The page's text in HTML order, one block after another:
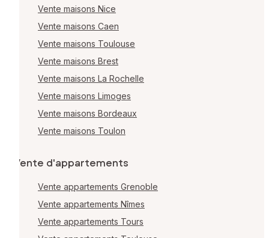
Vente maisons Nice
Vente maisons Caen
Vente maisons Toulouse
Vente maisons Brest
Vente maisons La Rochelle
Vente maisons Limoges
Vente maisons Bordeaux
Vente maisons Toulon
Vente d'appartements
Vente appartements Grenoble
Vente appartements Nîmes
Vente appartements Tours